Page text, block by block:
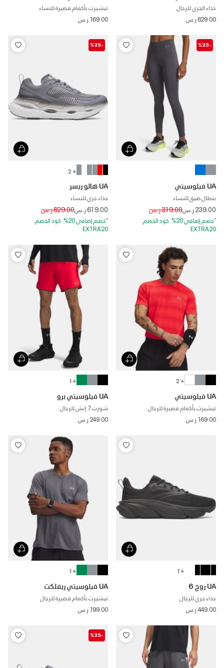
حذاء الجري للرجال
629.00 ر.س
تيشيرت بأكمام قصيرة للنساء
169.00 ر.س
-%25
UA فيلوسيتي
بنطال ضيق للنساء
239.00 ر.س Price reduced from
319.00 ر.س to
*خصم إضافي 20%. كود الخصم:
EXTRA20
-%25
+ 2
UA هالو ريسر
حذاء جري للنساء
619.00 ر.س Price reduced from
829.00 ر.س to
*خصم إضافي 20%. كود الخصم:
EXTRA20
+ 2
UA فيلوسيتي
تيشيرت بأكمام قصيرة للرجال
169.00 ر.س
+ 1
UA فيلوسيتي برو
شورت 7 إنش للرجال
249.00 ر.س
+ 1
UA روج 6
حذاء جري للرجال
449.00 ر.س
+ 1
UA فيلوسيتي ريفلكت
تيشيرت بأكمام قصيرة للرجال
199.00 ر.س
-%25